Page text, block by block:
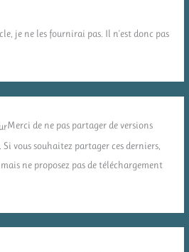
je ne les fournirai pas. Il n'est donc pas
Merci de ne pas partager de versions
vous souhaitez partager ces derniers,
ne proposez pas de téléchargement